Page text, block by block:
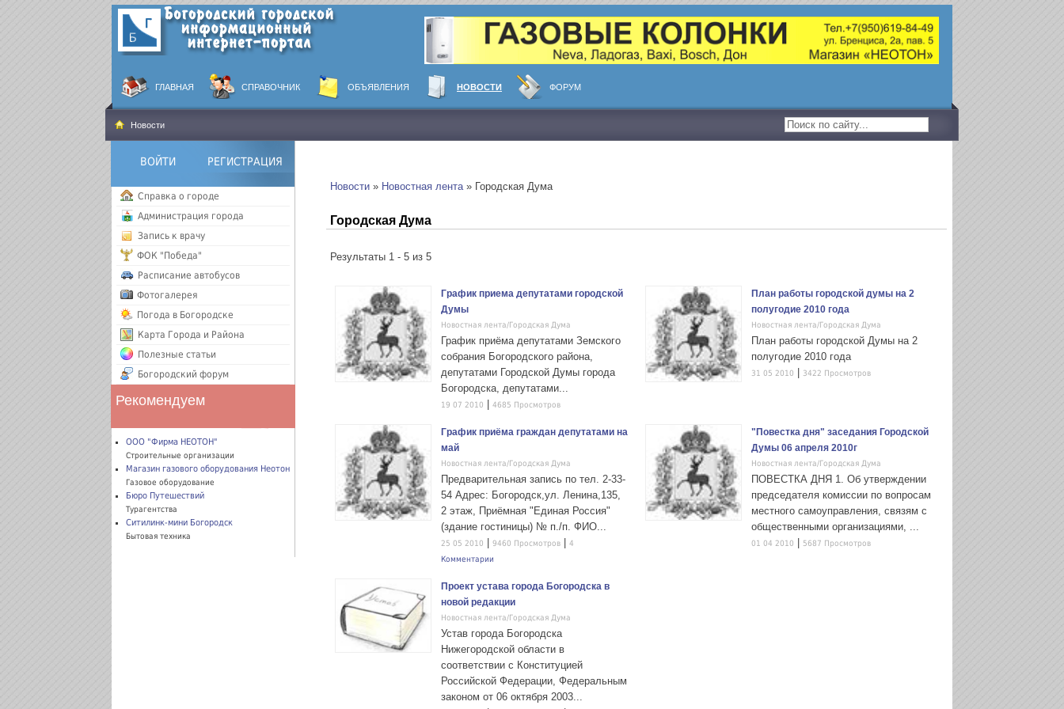
ГЛАВНАЯ СПРАВОЧНИК ОБЪЯВЛЕНИЯ НОВОСТИ ФОРУМ
Новости
Новости » Новостная лента» Городская Дума
Городская Дума
Результаты 1 - 5 из 5
График приема депутатами городской
Думы
Новостная лента/Городская Дума
График приёма депутатами Земского
собрания Богородского района,
депутатами Городской Думы города
Богородска, депутатами...
19 07 2010 4685 Просмотров
План работы городской думы на 2
полугодие 2010 года
Новостная лента/Городская Дума
План работы городской Думы на 2
полугодие 2010 года
31 05 2010 3422 Просмотров
График приёма граждан депутатами на
май
Новостная лента/Городская Дума
Предварительная запись по тел. 2-33-
54 Адрес: Богородск,ул. Ленина,135,
2 этаж, Приёмная "Единая Россия"
(здание гостиницы) № п./п. ФИО...
25 05 2010 9460 Просмотров
4
Комментарии
"Повестка дня" заседания Городской
Думы 06 апреля 2010г
Новостная лента/Городская Дума
ПОВЕСТКА ДНЯ 1. Об утверждении
председателя комиссии по вопросам
местного самоуправления, связям с
общественными организациями, ...
01 04 2010 5687 Просмотров
Проект устава города Богородска в
новой редакции
Новостная лента/Городская Дума
Устав города Богородска
Нижегородской области в
соответствии с Конституцией
Российской Федерации, Федеральным
законом от 06 октября 2003...
ВОЙТИ РЕГИСТРАЦИЯ
Справка о городе
Администрация города
Запись к врачу
ФОК "Победа"
Расписание автобусов
Фотогалерея
Погода в Богородске
Карта Города и Района
Полезные статьи
Богородский форум
Рекомендуем
ООО "Фирма НЕОТОН"
Строительные организации
Магазин газового оборудования Неотон
Газовое оборудование
Бюро Путешествий
Турагентства
Ситилинк-мини Богородск
Бытовая техника